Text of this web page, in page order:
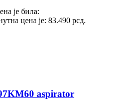
је била:
цена је: 83.490 рсд.
aspirator